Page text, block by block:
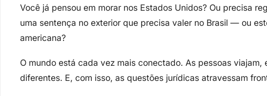
Você já pensou em morar nos Estados Unidos? Ou precisa
uma sentença no exterior que precisa valer no Brasil — ou
americana?
O mundo está cada vez mais conectado. As pessoas
diferentes. E, com isso, as questões jurídicas atravessam